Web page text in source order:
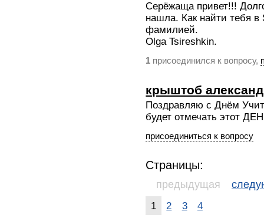
Серёжаща привет!!!
нашла. Как найти тебя
фамилией.
Olga Tsireshkin.
1 присоединился к вопросу,
крыштоб
Поздравляю с Днём
будет отмечать этот
присоединиться к вопросу
Страницы:
предыдущая
1 2 3 4